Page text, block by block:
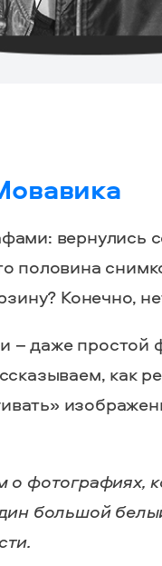
вернулись
половина
Конечно,
– даже простой
как
фотографиях,
большой